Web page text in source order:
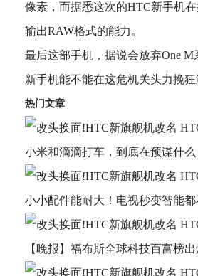
像素，而据悉这次的HTC新手机
输出RAW格式的能力。
最后这部手机，据说会放弃One
新手机能不能在这危机关头力挽
热门文章
小米和滴滴打车，到底在预谋什么
小小配件能耐大！电视秒变智能都
【晚报】福布斯全球科技百富榜